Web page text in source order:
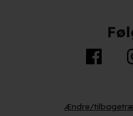
Ændre/